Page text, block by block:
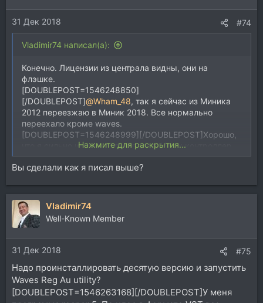
31 Дек 2018 #74
Vladimir74 написал(а):
Конечно. Лицензии из централа видны, они на
флэшке.
[DOUBLEPOST=1546248850]
[/DOUBLEPOST]@Wham_48, так я сейчас из Миника
2012 переезжаю в Миник 2018. Все нормально
переехало кроме waves.
[DOUBLEPOST=1546248999][/DOUBLEPOST]Хорошо,
что я сильно ими не пользовался. Но их контроллер
дыхания у меня в каждом проекте, его пришлось
заменить iZotope RX7. Но в идеале работоспособность
Нажмите для раскрытия...
Вы сделали как я писал выше?
Vladimir74
Well-Known Member
31 Дек 2018 #75
Надо проинсталлировать десятую версию и запустить
Waves Reg Au utility?
[DOUBLEPOST=1546263168][/DOUBLEPOST]У меня